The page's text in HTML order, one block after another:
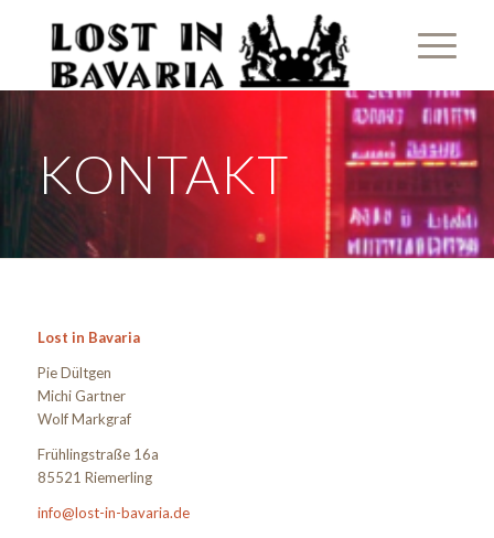
KONTAKT
Lost in Bavaria
Pie Dültgen
Michi Gartner
Wolf Markgraf
Frühlingstraße 16a
85521 Riemerling
info@lost-in-bavaria.de